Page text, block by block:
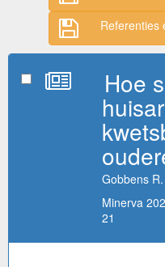
Referenties
Hoe
Gobbens R.
Minerva
21